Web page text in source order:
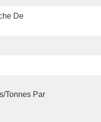
De
tonnes Par